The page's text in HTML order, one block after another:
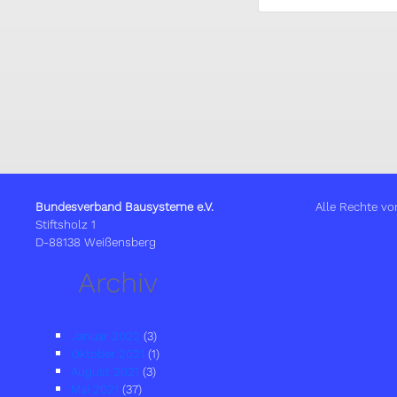
Bundesverband Bausysteme e.V.
Stiftsholz 1
D-88138 Weißensberg
Archiv
Januar 2022 (3)
Oktober 2021 (1)
August 2021 (3)
Mai 2021 (37)
Alle Rechte